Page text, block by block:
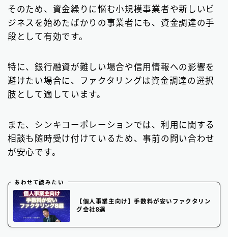
そのため、資金繰りに悩む小規模事業者や新しいビ
ジネスを始めたばかりの事業者にも、資金調達の手
段として有効です。
特に、銀行融資が難しい場合や信用情報への影響を
避けたい場合に、ファクタリングは資金調達の選択
肢として適しています。
また、シンキコーポレーションでは、利用に関する
相談も随時受け付けているため、事前の問い合わせ
が安心です。
あわせて読みたい
【個人事業主向け】手数料が安いファクタリン
グ会社8選